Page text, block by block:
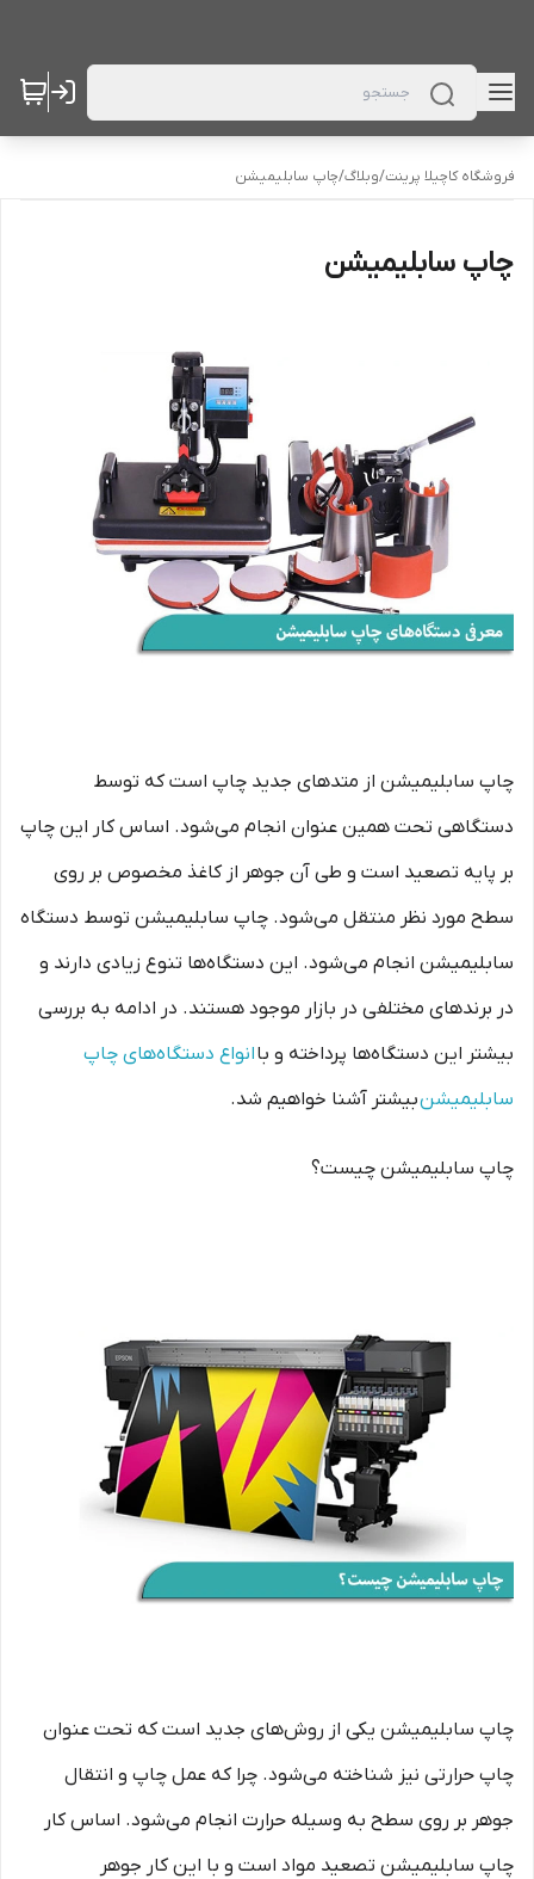
فروشگاه کاچیلا پرینت/وبلاگ/چاپ سابلیمیشن
چاپ سابلیمیشن
چاپ سابلیمیشن از متدهای جدید چاپ است که توسط
دستگاهی تحت همین عنوان انجام می‌شود. اساس کار این چاپ
بر پایه تصعید است و طی آن جوهر از کاغذ مخصوص بر روی
سطح مورد نظر منتقل می‌شود. چاپ سابلیمیشن توسط دستگاه
سابلیمیشن انجام می‌شود. این دستگاه‌ها تنوع زیادی دارند و
در برندهای مختلفی در بازار موجود هستند. در ادامه به بررسی
بیشتر این دستگاه‌ها پرداخته و باانواع دستگاه‌های چاپ
سابلیمیشنبیشتر آشنا خواهیم شد.
چاپ سابلیمیشن چیست؟
چاپ سابلیمیشن یکی از روش‌های جدید است که تحت عنوان
چاپ حرارتی نیز شناخته می‌شود. چرا که عمل چاپ و انتقال
جوهر بر روی سطح به وسیله حرارت انجام می‌شود. اساس کار
چاپ سابلیمیشن تصعید مواد است و با این کار جوهر